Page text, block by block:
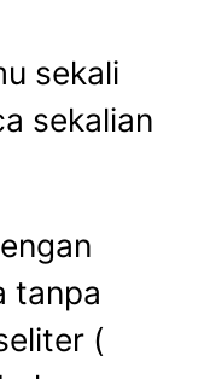
sen
sekali
sekalian
tanpa
(